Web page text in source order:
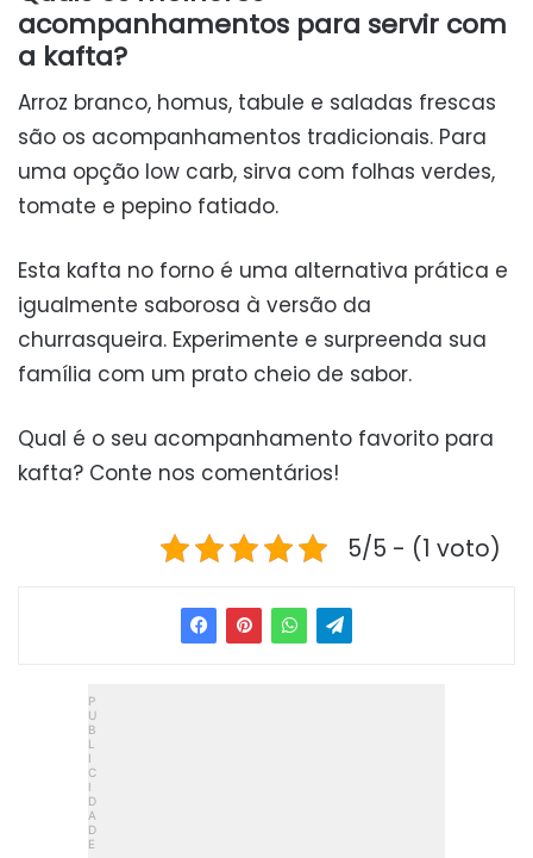
acompanhamentos para servir com
a kafta?
Arroz branco, homus, tabule e saladas frescas
são os acompanhamentos tradicionais. Para
uma opção low carb, sirva com folhas verdes,
tomate e pepino fatiado.
Esta kafta no forno é uma alternativa prática e
igualmente saborosa à versão da
churrasqueira. Experimente e surpreenda sua
família com um prato cheio de sabor.
Qual é o seu acompanhamento favorito para
kafta? Conte nos comentários!
5/5 - (1 voto)